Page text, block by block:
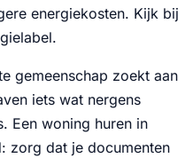
energiekosten. Kijk bij
gemeenschap zoekt aan
iets wat nergens
Een woning huren in
zorg dat je documenten